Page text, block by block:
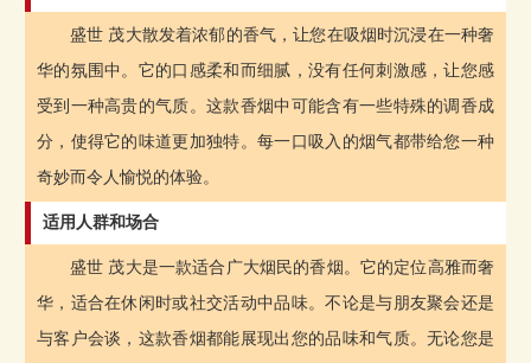
盛世 茂大散发着浓郁的香气，让您在吸烟时沉浸在一种奢
华的氛围中。它的口感柔和而细腻，没有任何刺激感，让您感
受到一种高贵的气质。这款香烟中可能含有一些特殊的调香成
分，使得它的味道更加独特。每一口吸入的烟气都带给您一种
奇妙而令人愉悦的体验。
适用人群和场合
盛世 茂大是一款适合广大烟民的香烟。它的定位高雅而奢
华，适合在休闲时或社交活动中品味。不论是与朋友聚会还是
与客户会谈，这款香烟都能展现出您的品味和气质。无论您是